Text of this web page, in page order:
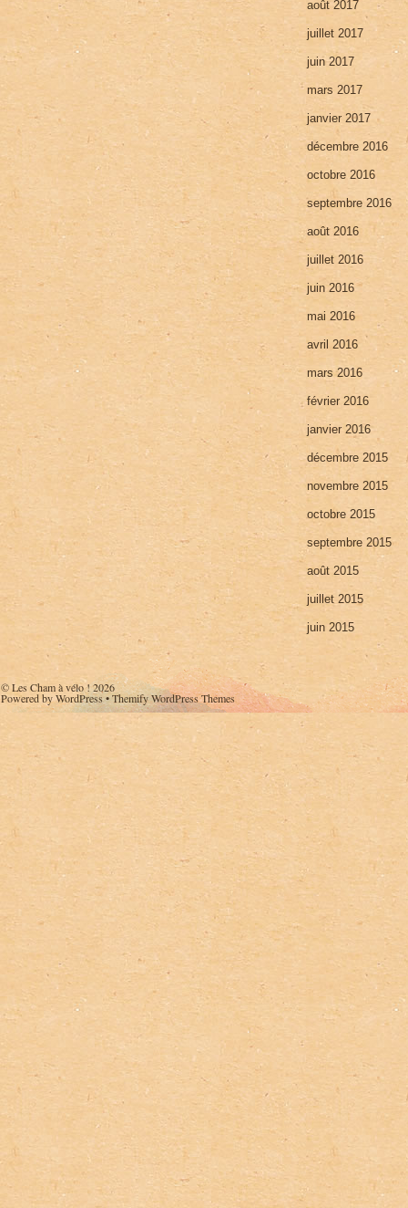
août 2017
juillet 2017
juin 2017
mars 2017
janvier 2017
décembre 2016
octobre 2016
septembre 2016
août 2016
juillet 2016
juin 2016
mai 2016
avril 2016
mars 2016
février 2016
janvier 2016
décembre 2015
novembre 2015
octobre 2015
septembre 2015
août 2015
juillet 2015
juin 2015
©Les Cham à vélo !2026
Powered byWordPress•Themify WordPress Themes